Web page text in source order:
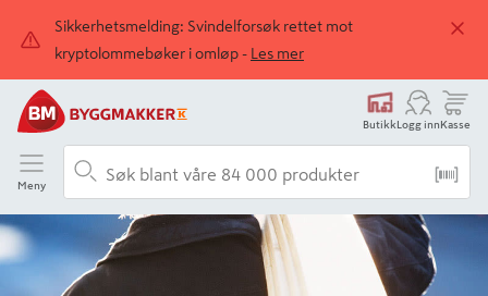
Sikkerhetsmelding: Svindelforsøk rettet mot
kryptolommebøker i omløp -
Les mer
ButikkLogg innKasse
Meny